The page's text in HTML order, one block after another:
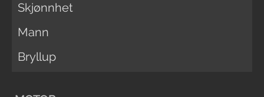
Skjønnhet
Mann
Bryllup